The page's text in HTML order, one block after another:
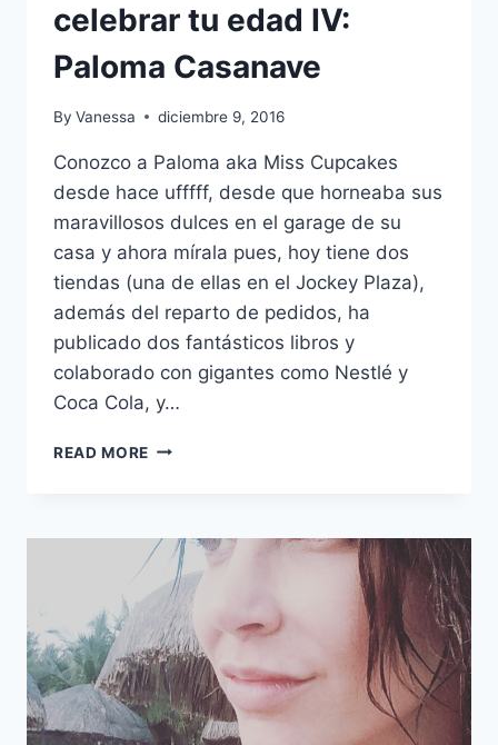
celebrar tu edad IV:
Paloma Casanave
By Vanessa diciembre 9, 2016
Conozco a Paloma aka Miss Cupcakes
desde hace ufffff, desde que horneaba sus
maravillosos dulces en el garage de su
casa y ahora mírala pues, hoy tiene dos
tiendas (una de ellas en el Jockey Plaza),
además del reparto de pedidos, ha
publicado dos fantásticos libros y
colaborado con gigantes como Nestlé y
Coca Cola, y…
READ MORE SIEMPRE
CELEBRAR
TU
EDAD
PALOMA
CASANAVE